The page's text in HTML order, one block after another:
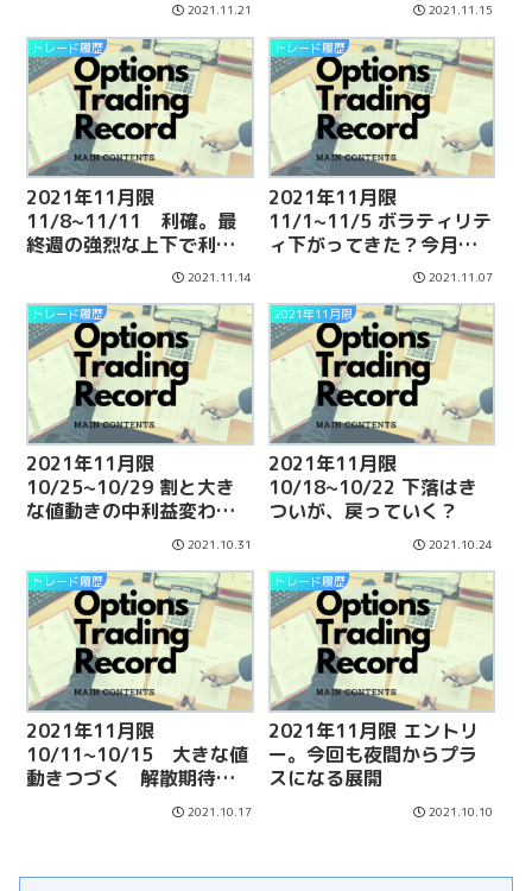
2021.11.21 2021.11.15
トレード履歴
2021年11月限
11/8~11/11 利確。最
終週の強烈な上下で利益
2021.11.14
トレード履歴
2021年11月限
11/1~11/5 ボラティリテ
ィ下がってきた？今月も
2021.11.07
トレード履歴
2021年11月限
10/25~10/29 割と大き
な値動きの中利益変わら
2021.10.31
2021年11月限
2021年11月限
10/18~10/22 下落はき
ついが、戻っていく？
2021.10.24
トレード履歴
2021年11月限
10/11~10/15 大きな値
動きつづく 解散期待で
上昇。ポジション組み換
2021.10.17
トレード履歴
2021年11月限 エントリ
ー。今回も夜間からプラ
スになる展開
2021.10.10